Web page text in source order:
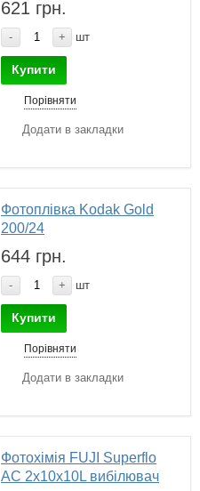
621 грн.
- + шт
Купити
Порівняти
Додати в закладки
Фотоплівка Kodak Gold
200/24
644 грн.
- + шт
Купити
Порівняти
Додати в закладки
Фотохімія FUJI Superflo
AC 2x10x10L вибілювач